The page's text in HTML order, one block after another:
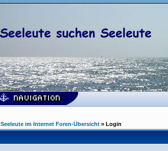
Seeleute im Internet Foren-Übersicht » Login